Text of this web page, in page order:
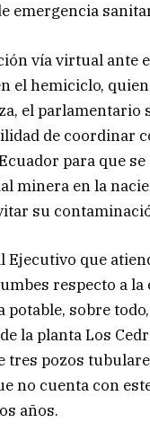
emergencia
vía virtual ante
el hemiciclo,
el parlamentario
de coordinar
para que
minera en la
su
Ejecutivo que
respecto a la
potable, sobre
la planta Los
tres pozos
no cuenta con
años.